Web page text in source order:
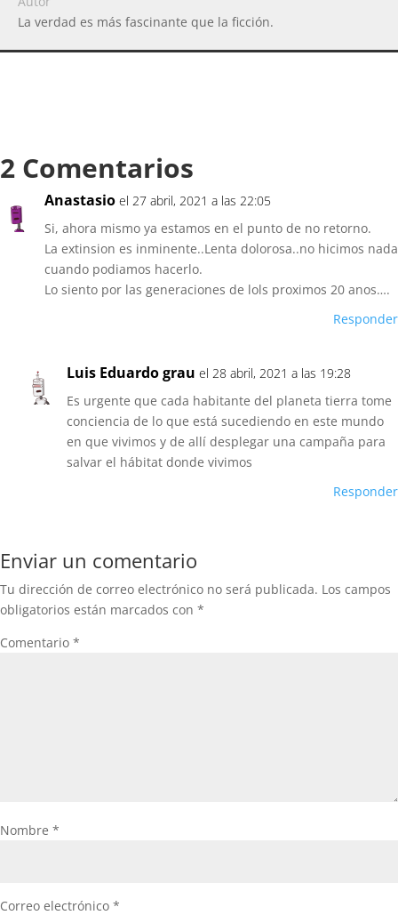
La verdad es más fascinante que la ficción.
2 Comentarios
Anastasio el 27 abril, 2021 a las 22:05
Si, ahora mismo ya estamos en el punto de no retorno.
La extinsion es inminente..Lenta dolorosa..no hicimos nada
cuando podiamos hacerlo.
Lo siento por las generaciones de lols proximos 20 anos….
Responder
Luis Eduardo grau el 28 abril, 2021 a las 19:28
Es urgente que cada habitante del planeta tierra tome
conciencia de lo que está sucediendo en este mundo
en que vivimos y de allí desplegar una campaña para
salvar el hábitat donde vivimos
Responder
Enviar un comentario
Tu dirección de correo electrónico no será publicada. Los campos
obligatorios están marcados con *
Comentario *
Nombre *
Correo electrónico *